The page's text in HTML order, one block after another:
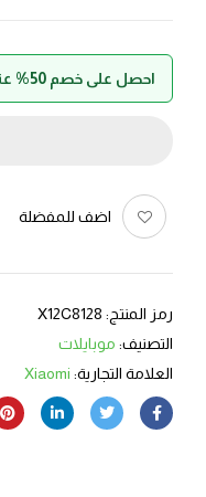
احصل على خصم 50% عند الدفع بواسطة حالا
اضف للمفضلة
رمز المنتج: X12C8128
التصنيف: موبايلات
العلامة التجارية: Xiaomi